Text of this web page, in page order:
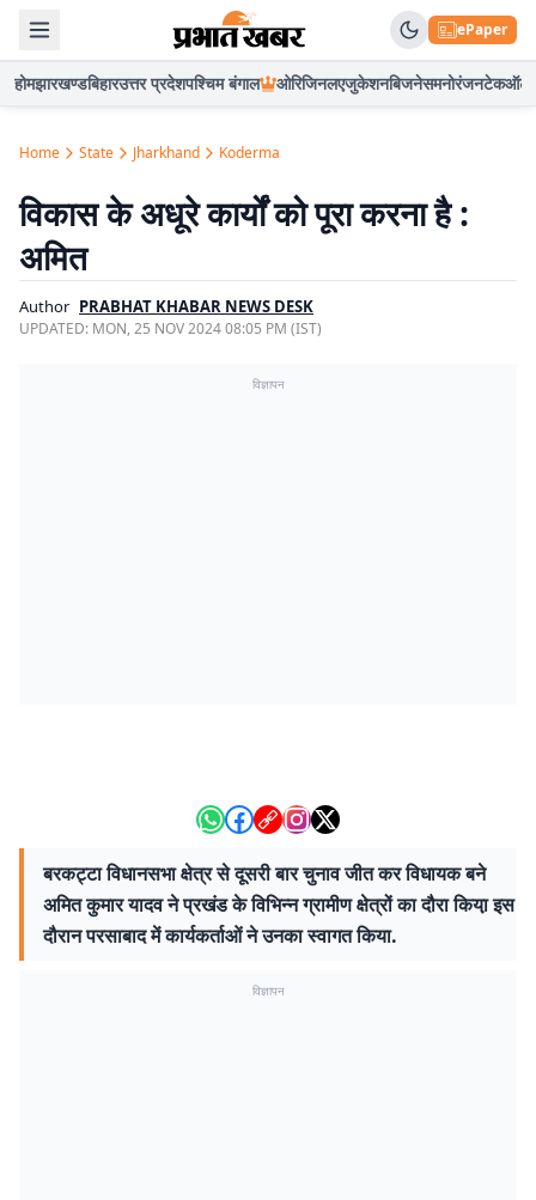
ePaper
होमझारखण्डबिहारउत्तर प्रदेशपश्चिम बंगाल ओरिजिनलएजुकेशनबिजनेसमनोरंजनटेकऑटो
Home State Jharkhand Koderma
विकास के अधूरे कार्यों को पूरा करना है :
अमित
Author PRABHAT KHABAR NEWS DESK
UPDATED: MON, 25 NOV 2024 08:05 PM (IST)
विज्ञापन
बरकट्टा विधानसभा क्षेत्र से दूसरी बार चुनाव जीत कर विधायक बने
अमित कुमार यादव ने प्रखंड के विभिन्न ग्रामीण क्षेत्रों का दौरा किया़ इस
दौरान परसाबाद में कार्यकर्ताओं ने उनका स्वागत किया.
विज्ञापन